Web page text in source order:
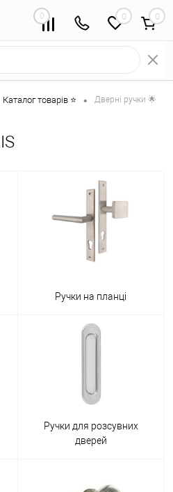
0 0
Каталог товарів ⭐ • Дверні ручки 🌟
Ручки на планці
Ручки для розсувних
дверей